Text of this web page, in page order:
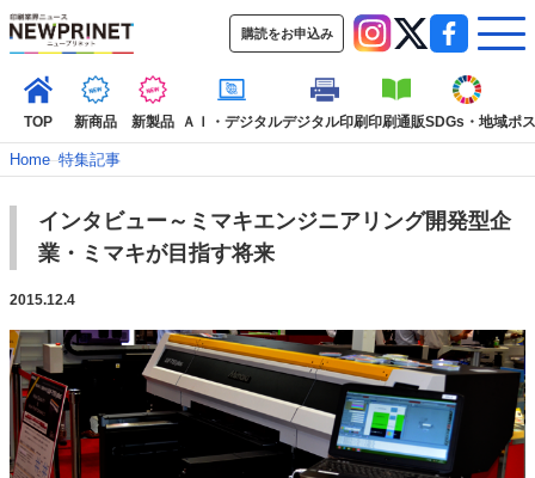
購読をお申込み
TOP 新商品 新製品 ＡＩ・デジタルデジタル印刷印刷通販SDGs・地域ポ
インデックス
TOP
新着記事 特集記事
インタビュー
カテゴリー一覧
新商品 ＡＩ・デジタル デジタル印刷
印刷通販
SDGs・地域
ポストプレス ビジネス イベント 信用情報
市場・統計
人事・移転・異動・訃報
Home–特集記事
インタビュー～ミマキエンジニアリング開発型企
業・ミマキが目指す将来
2015.12.4